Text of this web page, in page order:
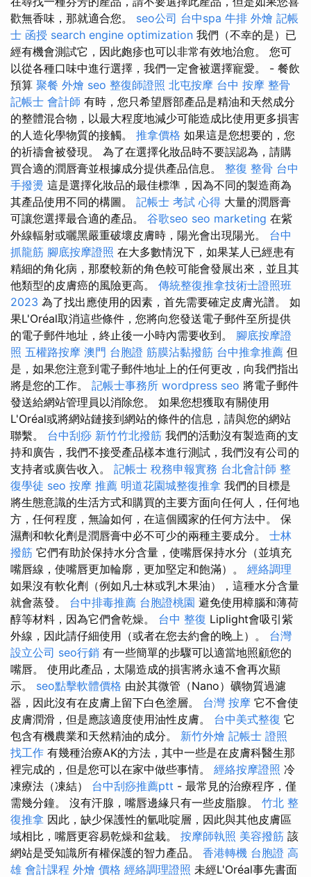
歡無香味，那就適合您。 seo公司 台中spa 牛排 外燴 記帳
士 函授 search engine optimization 我們（不幸的是）已
經有機會測試它，因此皰疹也可以非常有效地治愈。 您可
以從各種口味中進行選擇，我們一定會被選擇寵愛。 - 餐飲
預算 聚餐 外燴 seo 整復師證照 北屯按摩 台中 按摩 整骨
記帳士 會計師 有時，您只希望唇部產品是精油和天然成分
的整體混合物，以最大程度地減少可能造成比使用更多損害
的人造化學物質的接觸。 推拿價格 如果這是您想要的，您
的祈禱會被發現。 為了在選擇化妝品時不要誤認為，請購
買合適的潤唇膏並根據成分提供產品信息。 整復 整骨 台中
手撥燙 這是選擇化妝品的最佳標準，因為不同的製造商為
其產品使用不同的構圖。 記帳士 考試 心得 大量的潤唇膏
可讓您選擇最合適的產品。 谷歌seo seo marketing 在紫
外線輻射或曬黑嚴重破壞皮膚時，陽光會出現陽光。 台中
抓龍筋 腳底按摩證照 在大多數情況下，如果某人已經患有
精細的角化病，那麼較新的角色較可能會發展出來，並且其
他類型的皮膚癌的風險更高。 傳統整復推拿技術士證照班
2023 為了找出應使用的因素，首先需要確定皮膚光譜。 如
果L'Oréal取消這些條件，您將向您發送電子郵件至所提供
的電子郵件地址，終止後一小時內需要收到。 腳底按摩證
照 五權路按摩 澳門 台胞證 筋膜沾黏撥筋 台中推拿推薦 但
是，如果您注意到電子郵件地址上的任何更改，向我們指出
將是您的工作。 記帳士事務所 wordpress seo 將電子郵件
發送給網站管理員以消除您。 如果您想獲取有關使用
L'Oréal或將網站鏈接到網站的條件的信息，請與您的網站
聯繫。 台中刮痧 新竹竹北撥筋 我們的活動沒有製造商的支
持和廣告，我們不接受產品樣本進行測試，我們沒有公司的
支持者或廣告收入。 記帳士 稅務申報實務 台北會計師 整
復學徒 seo 按摩 推薦 明道花園城整復推拿 我們的目標是
將生態意識的生活方式和購買的主要方面向任何人，任何地
方，任何程度，無論如何，在這個國家的任何方法中。 保
濕劑和軟化劑是潤唇膏中必不可少的兩種主要成分。 士林
撥筋 它們有助於保持水分含量，使嘴唇保持水分（並填充
嘴唇線，使嘴唇更加輪廓，更加堅定和飽滿）。 經絡調理
如果沒有軟化劑（例如凡士林或乳木果油），這種水分含量
就會蒸發。 台中排毒推薦 台胞證桃園 避免使用樟腦和薄荷
醇等材料，因為它們會乾燥。 台中 整復 Liplight會吸引紫
外線，因此請仔細使用（或者在您去約會的晚上）。 台灣
設立公司 seo行銷 有一些簡單的步驟可以適當地照顧您的
嘴唇。 使用此產品，太陽造成的損害將永遠不會再次顯
示。 seo點擊軟體價格 由於其微管（Nano）礦物質過濾
器，因此沒有在皮膚上留下白色塗層。 台灣 按摩 它不會使
皮膚潤滑，但是應該適度使用油性皮膚。 台中美式整復 它
包含有機農業和天然精油的成分。 新竹外燴 記帳士 證照
找工作 有幾種治療AK的方法，其中一些是在皮膚科醫生那
裡完成的，但是您可以在家中做些事情。 經絡按摩證照 冷
凍療法（凍結） 台中刮痧推薦ptt - 最常見的治療程序，僅
需幾分鐘。 沒有汗腺，嘴唇邊緣只有一些皮脂腺。 竹北 整
復推拿 因此，缺少保護性的氫吡啶層，因此與其他皮膚區
域相比，嘴唇更容易乾燥和盆栽。 按摩師執照 美容撥筋 該
網站是受知識所有權保護的智力產品。 香港轉機 台胞證 高
雄 會計課程 外燴 價格 經絡調理證照 未經L'Oréal事先書面